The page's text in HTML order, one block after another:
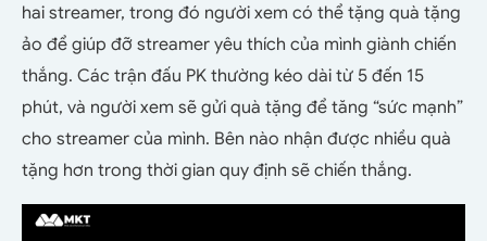
hai streamer, trong đó người xem có thể tặng quà tặng
ảo để giúp đỡ streamer yêu thích của mình giành chiến
thắng. Các trận đấu PK thường kéo dài từ 5 đến 15
phút, và người xem sẽ gửi quà tặng để tăng “sức mạnh”
cho streamer của mình. Bên nào nhận được nhiều quà
tặng hơn trong thời gian quy định sẽ chiến thắng.